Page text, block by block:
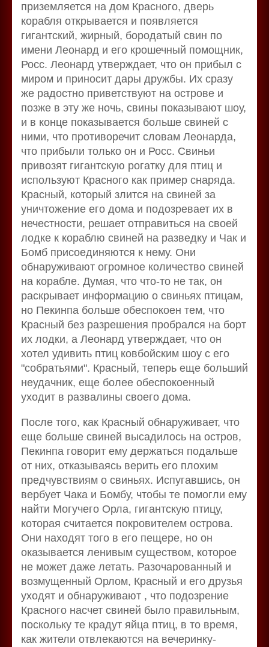
приземляется на дом Красного, дверь
корабля открывается и появляется
гигантский, жирный, бородатый свин по
имени Леонард и его крошечный помощник,
Росс. Леонард утверждает, что он прибыл с
миром и приносит дары дружбы. Их сразу
же радостно приветствуют на острове и
позже в эту же ночь, свины показывают шоу,
и в конце показывается больше свиней с
ними, что противоречит словам Леонарда,
что прибыли только он и Росс. Свиньи
привозят гигантскую рогатку для птиц и
используют Красного как пример снаряда.
Красный, который злится на свиней за
уничтожение его дома и подозревает их в
нечестности, решает отправиться на своей
лодке к кораблю свиней на разведку и Чак и
Бомб присоединяются к нему. Они
обнаруживают огромное количество свиней
на корабле. Думая, что что-то не так, он
раскрывает информацию о свиньях птицам,
но Пекинпа больше обеспокоен тем, что
Красный без разрешения пробрался на борт
их лодки, а Леонард утверждает, что он
хотел удивить птиц ковбойским шоу с его
"собратьями". Красный, теперь еще больший
неудачник, еще более обеспокоенный
уходит в развалины своего дома.
После того, как Красный обнаруживает, что
еще больше свиней высадилось на остров,
Пекинпа говорит ему держаться подальше
от них, отказываясь верить его плохим
предчувствиям о свиньях. Испугавшись, он
вербует Чака и Бомбу, чтобы те помогли ему
найти Могучего Орла, гигантскую птицу,
которая считается покровителем острова.
Они находят того в его пещере, но он
оказывается ленивым существом, которое
не может даже летать. Разочарованный и
возмущенный Орлом, Красный и его друзья
уходят и обнаруживают , что подозрение
Красного насчет свиней было правильным,
поскольку те крадут яйца птиц, в то время,
как жители отвлекаются на вечеринку-